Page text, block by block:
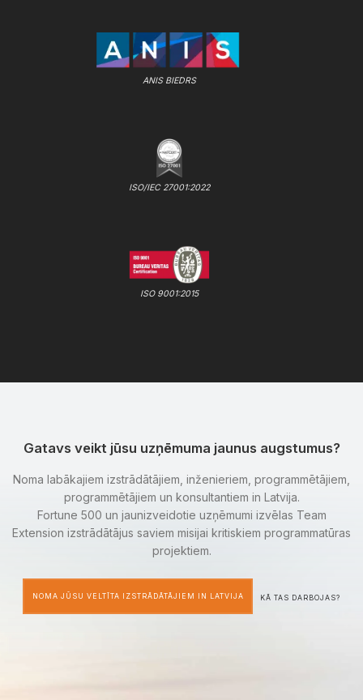
ANIS BIEDRS
ISO/IEC 27001:2022
ISO 9001:2015
Gatavs veikt jūsu uzņēmuma jaunus augstumus?
Noma labākajiem izstrādātājiem, inženieriem, programmētājiem,
programmētājiem un konsultantiem in Latvija.
Fortune 500 un jaunizveidotie uzņēmumi izvēlas Team
Extension izstrādātājus saviem misijai kritiskiem programmatūras
projektiem.
NOMA JŪSU VELTĪTA IZSTRĀDĀTĀJIEM IN LATVIJA KĀ TAS DARBOJAS?